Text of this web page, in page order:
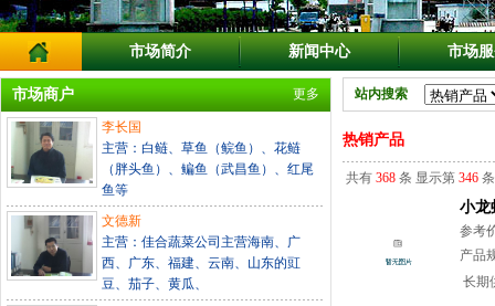
市场简介 新闻中心 市场
市场商户 更多
李长国
主营：白鲢、草鱼（鲩鱼）、花鲢
（胖头鱼）、鳊鱼（武昌鱼）、红尾
鱼等
文德新
主营：佳合蔬菜公司主营海南、广
西、广东、福建、云南、山东的豇
豆、茄子、黄瓜、
站内搜索
热销产品
共有 368 条 显示第 346
小龙
参考
产品
长期